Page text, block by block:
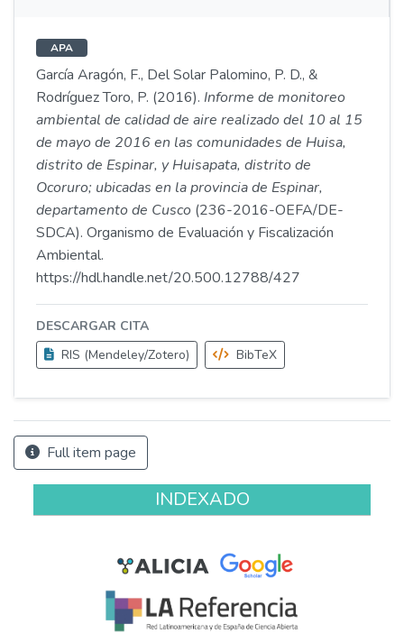
APA
García Aragón, F., Del Solar Palomino, P. D., &
Rodríguez Toro, P. (2016). Informe de monitoreo
ambiental de calidad de aire realizado del 10 al 15
de mayo de 2016 en las comunidades de Huisa,
distrito de Espinar, y Huisapata, distrito de
Ocoruro; ubicadas en la provincia de Espinar,
departamento de Cusco (236-2016-OEFA/DE-
SDCA). Organismo de Evaluación y Fiscalización
Ambiental.
https://hdl.handle.net/20.500.12788/427
DESCARGAR CITA
RIS (Mendeley/Zotero)
BibTeX
Full item page
INDEXADO